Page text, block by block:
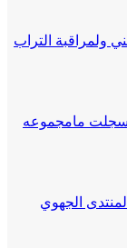
ولمراقبة التراب
سجلت مامجموعه
الجهوي